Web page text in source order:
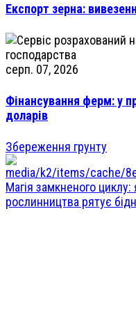
Експорт зерна:
серп. 07, 2026
Фінансування ферм: у
доларів
Збереження грунту
Магія замкненого циклу:
рослинництва рятує